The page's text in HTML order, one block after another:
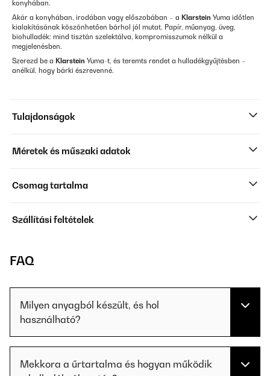
konyhában.
Akár a konyhában, irodában vagy előszobában – a Klarstein Yuma időtlen
kialakításának köszönhetően bárhol jól mutat. Papír, műanyag, üveg,
biohulladék: mind tisztán szelektálva, kompromisszumok nélkül a
megjelenésben.
Szerezd be a Klarstein Yuma-t, és teremts rendet a hulladékgyűjtésben –
anélkül, hogy bárki észrevenné.
Tulajdonságok
Méretek és műszaki adatok
Csomag tartalma
Szállítási feltételek
FAQ
Milyen anyagból készült, és hol
használható?
Mekkora a űrtartalma és hogyan működik